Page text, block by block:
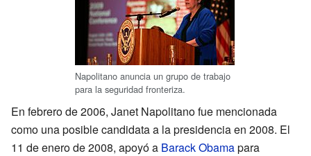
Napolitano anuncia un grupo de trabajo
para la seguridad fronteriza.
En febrero de 2006, Janet Napolitano fue mencionada
como una posible candidata a la presidencia en 2008. El
11 de enero de 2008, apoyó a Barack Obamapara